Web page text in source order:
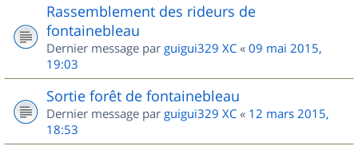
Rassemblement des rideurs de
fontainebleau
Dernier message par guigui329 XC « 09 mai 2015,
19:03
Sortie forêt de fontainebleau
Dernier message par guigui329 XC « 12 mars 2015,
18:53